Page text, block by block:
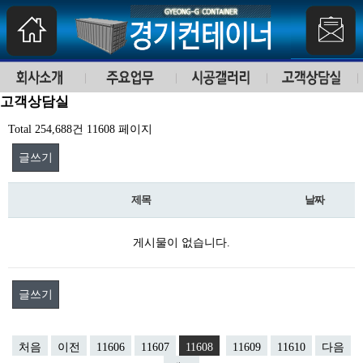
고객상담실
Total 254,688건 11608 페이지
글쓰기
제목 날짜
게시물이 없습니다.
글쓰기
처음 이전 11606 11607 11608 11609 11610
다음